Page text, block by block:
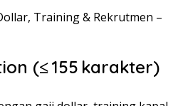
Training & Rekrutmen –
(≤ 155 karakter)